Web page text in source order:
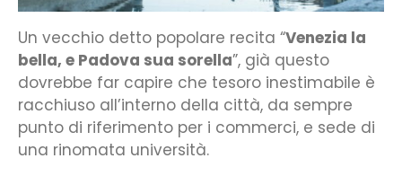
Un vecchio detto popolare recita “Venezia la
bella, e Padova sua sorella”, già questo
dovrebbe far capire che tesoro inestimabile è
racchiuso all’interno della città, da sempre
punto di riferimento per i commerci, e sede di
una rinomata università.